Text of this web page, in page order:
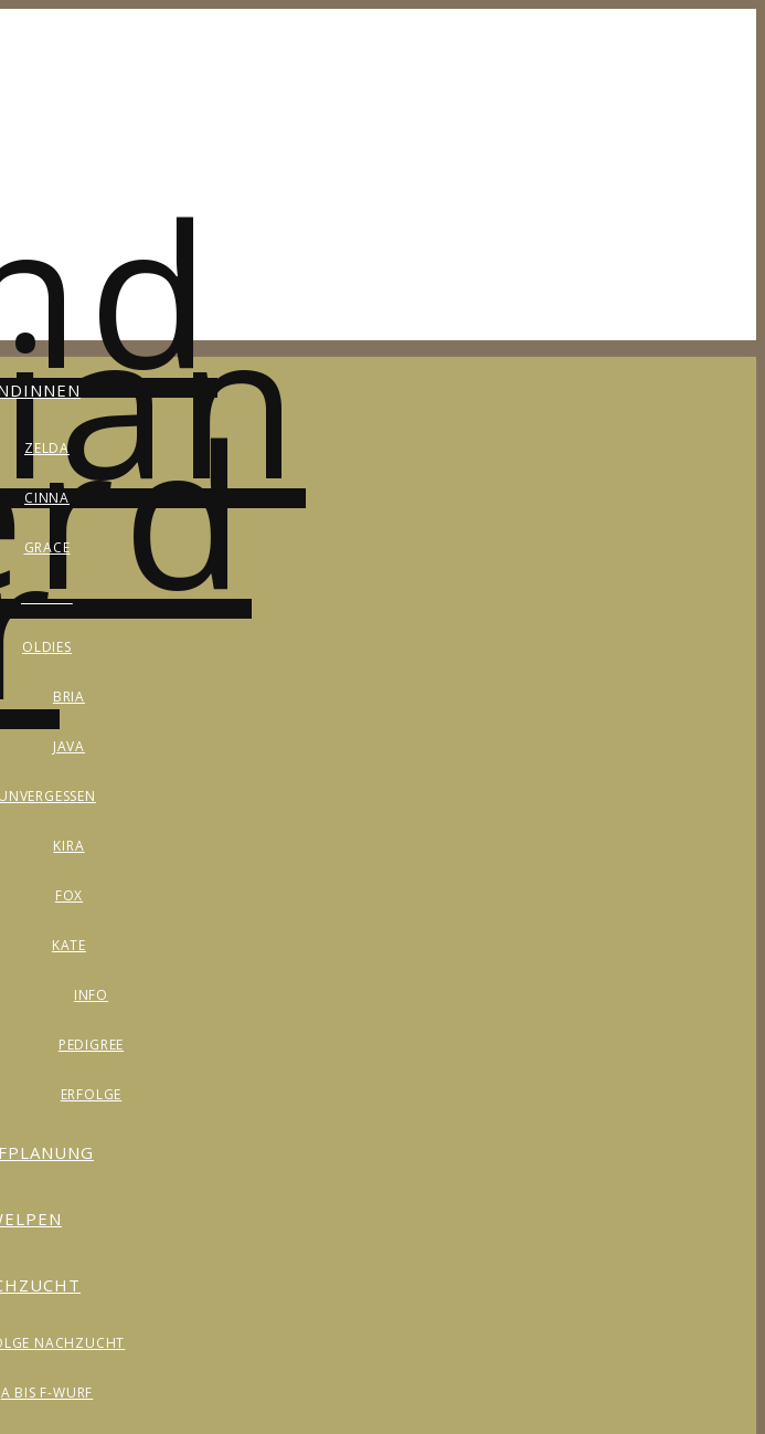
ZELDA
CINNA
GRACE
________
OLDIES
BRIA
JAVA
UNVERGESSEN
KIRA
FOX
KATE
INFO
PEDIGREE
ERFOLGE
NACHZUCHT
A BIS F-WURF